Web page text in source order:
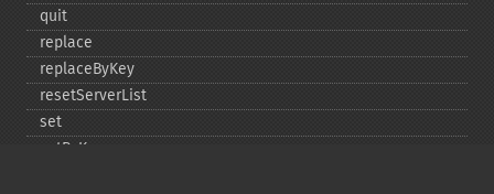
quit
replace
replaceByKey
resetServerList
set
setByKey